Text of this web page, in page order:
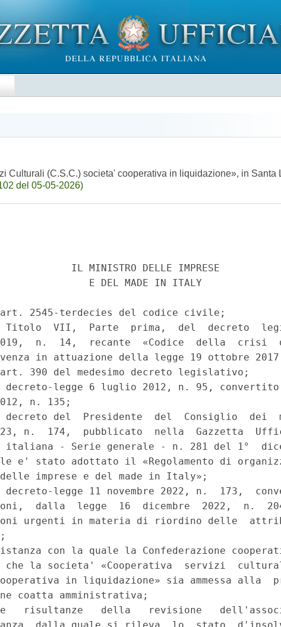
Culturali (C.S.C.) societa' cooperativa in liquidazione», in Santa
del 05-05-2026)